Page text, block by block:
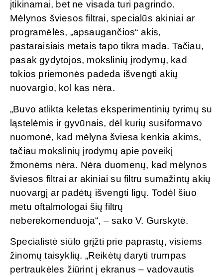
įtikinamai, bet ne visada turi pagrindo.
Mėlynos šviesos filtrai, specialūs akiniai ar
programėlės, „apsaugančios“ akis,
pastaraisiais metais tapo tikra mada. Tačiau,
pasak gydytojos, mokslinių įrodymų, kad
tokios priemonės padeda išvengti akių
nuovargio, kol kas nėra.
„Buvo atlikta keletas eksperimentinių tyrimų su
ląstelėmis ir gyvūnais, dėl kurių susiformavo
nuomonė, kad mėlyna šviesa kenkia akims,
tačiau mokslinių įrodymų apie poveikį
žmonėms nėra. Nėra duomenų, kad mėlynos
šviesos filtrai ar akiniai su filtru sumažintų akių
nuovargį ar padėtų išvengti ligų. Todėl šiuo
metu oftalmologai šių filtrų
neberekomenduoja“, – sako V. Gurskytė.
Specialistė siūlo grįžti prie paprastų, visiems
žinomų taisyklių. „Reikėtų daryti trumpas
pertraukėles žiūrint į ekranus – vadovautis